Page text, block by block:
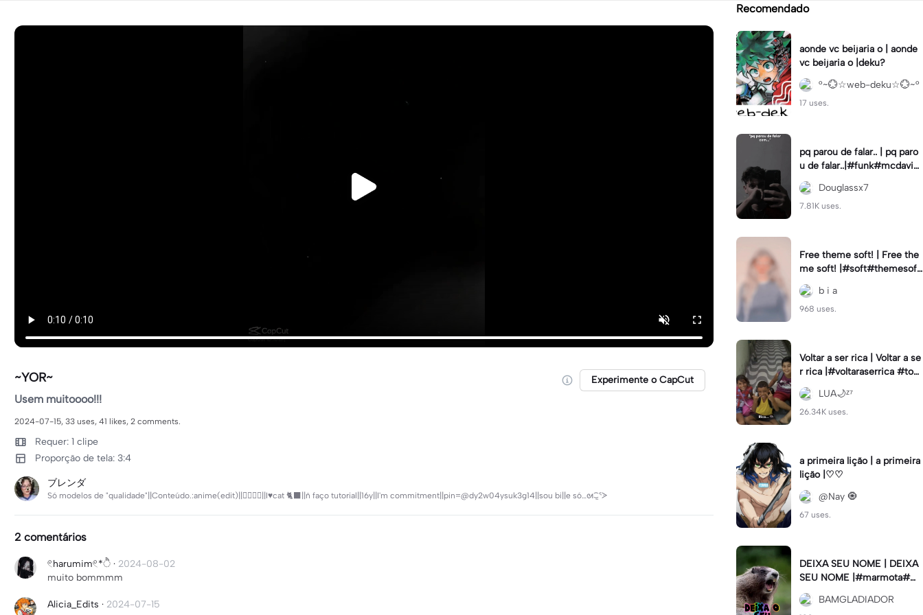
~YOR~ Experimente o CapCut
Usem muitoooo!!!
2024-07-15, 33 uses, 41 likes, 2 comments.
Requer: 1 clipe
Proporção de tela: 3:4
ブレンダ
Só modelos de "qualidade"||Conteúdo.:anime(edit)||🏳️‍🌈✊🏻||I♥︎cat 🐈‍⬛||ñ faço tutorial||16y||I'm commitment||pin=@dy2w04ysuk3g14||sou bi||e só…⁠ᘛ⁠⁐̤⁠ᕐ⁠ᐷ
2 comentários
𓏲harumim𓏲*ੈ · 2024-08-02
muito bommmm
Alicia_Edits · 2024-07-15
Recomendado
aonde vc beijaria o | aonde
vc beijaria o |deku?
°~💮☆web-deku☆💮~°
17 uses.
pq parou de falar.. | pq paro
u de falar..|#funk#mcdavi#
indireta#fyp
Douglassx7
7.81K uses.
Free theme soft! | Free the
me soft! |#soft#themesoft
#freethemesoft#softcolori
ng
b i a
968 uses.
Voltar a ser rica | Voltar a se
r rica |#voltaraserrica #top
criador #viral
LUA🌙ᶻ⁷
26.34K uses.
a primeira lição | a primeira
lição |♡♡
@Nay 🧿
67 uses.
DEIXA SEU NOME | DEIXA
SEU NOME |#marmota#m
eme#viral#
BAMGLADIADOR